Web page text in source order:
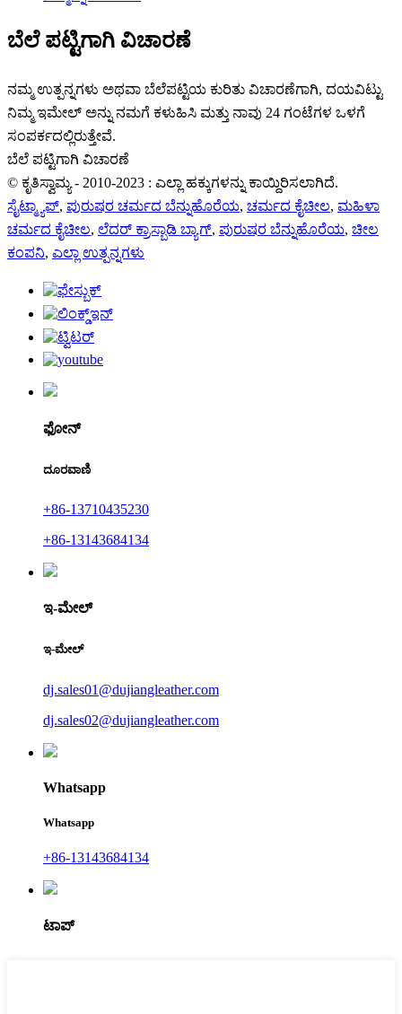
ಬೆಲೆ ಪಟ್ಟಿಗಾಗಿ ವಿಚಾರಣೆ
ನಮ್ಮ ಉತ್ಪನ್ನಗಳು ಅಥವಾ ಬೆಲೆಪಟ್ಟಿಯ ಕುರಿತು ವಿಚಾರಣೆಗಾಗಿ, ದಯವಿಟ್ಟು
ನಿಮ್ಮ ಇಮೇಲ್ ಅನ್ನು ನಮಗೆ ಕಳುಹಿಸಿ ಮತ್ತು ನಾವು 24 ಗಂಟೆಗಳ ಒಳಗೆ
ಸಂಪರ್ಕದಲ್ಲಿರುತ್ತೇವೆ.
ಬೆಲೆ ಪಟ್ಟಿಗಾಗಿ ವಿಚಾರಣೆ
© ಕೃತಿಸ್ವಾಮ್ಯ - 2010-2023 : ಎಲ್ಲಾ ಹಕ್ಕುಗಳನ್ನು ಕಾಯ್ದಿರಿಸಲಾಗಿದೆ.
ಸೈಟ್ಮ್ಯಾಪ್, ಪುರುಷರ ಚರ್ಮದ ಬೆನ್ನುಹೊರೆಯ, ಚರ್ಮದ ಕೈಚೀಲ, ಮಹಿಳಾ
ಚರ್ಮದ ಕೈಚೀಲ, ಲೆದರ್ ಕ್ರಾಸ್ಬಾಡಿ ಬ್ಯಾಗ್, ಪುರುಷರ ಬೆನ್ನುಹೊರೆಯ, ಚೀಲ
ಕಂಪನಿ, ಎಲ್ಲಾ ಉತ್ಪನ್ನಗಳು
ಫೋನ್
ದೂರವಾಣಿ
+86-13710435230
+86-13143684134
ಇ-ಮೇಲ್
ಇ-ಮೇಲ್
dj.sales01@dujiangleather.com
dj.sales02@dujiangleather.com
Whatsapp
Whatsapp
+86-13143684134
ಟಾಪ್